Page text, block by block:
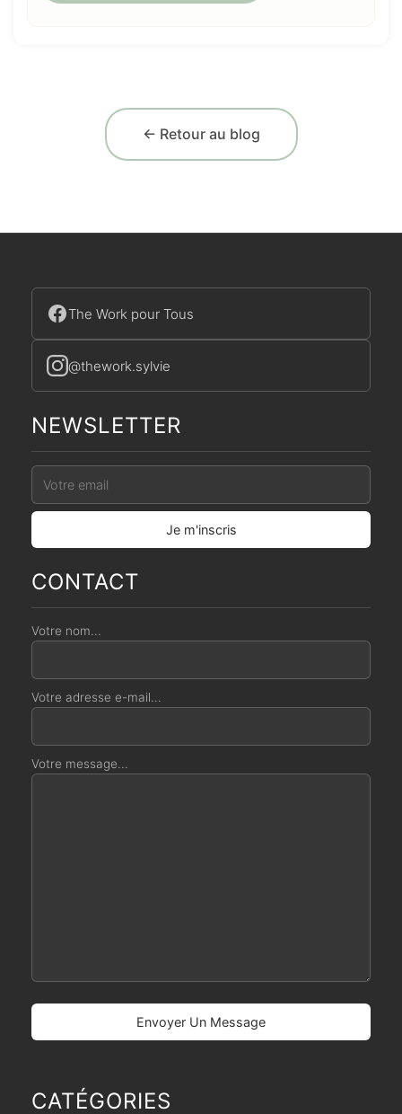
← Retour au blog
The Work pour Tous
@thework.sylvie
NEWSLETTER
CONTACT
Votre nom...
Votre adresse e-mail...
Votre message...
CATÉGORIES